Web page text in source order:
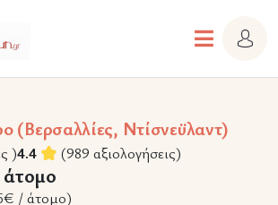
(Βερσαλλίες, Ντίσνεϋλαντ)
)4.4 (989 αξιολογήσεις)
/ άτομο)